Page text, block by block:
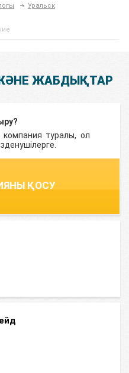
Уральск
ЖАБДЫҚТАР
компания туралы, ол
ҚОСУ